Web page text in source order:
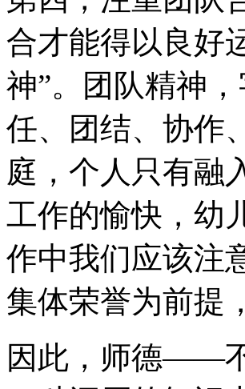
合才能得以良好
神”。团队精神
任、团结、协作
庭，个人只有融
工作的愉快，幼
作中我们应该注
集体荣誉为前提
因此，师德——